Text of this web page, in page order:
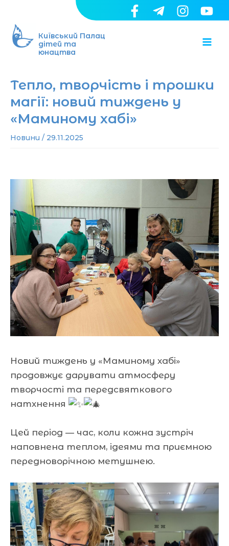
вмісту
Київський Палац
дітей та
юнацтва
Тепло, творчість і трошки
магії: новий тиждень у
«Маминому хабі»
Новини / 29.11.2025
Новий тиждень у «Маминому хабі»
продовжує дарувати атмосферу
творчості та передсвяткового
натхнення
Цей період — час, коли кожна зустріч
наповнена теплом, ідеями та приємною
передноворічною метушнею.